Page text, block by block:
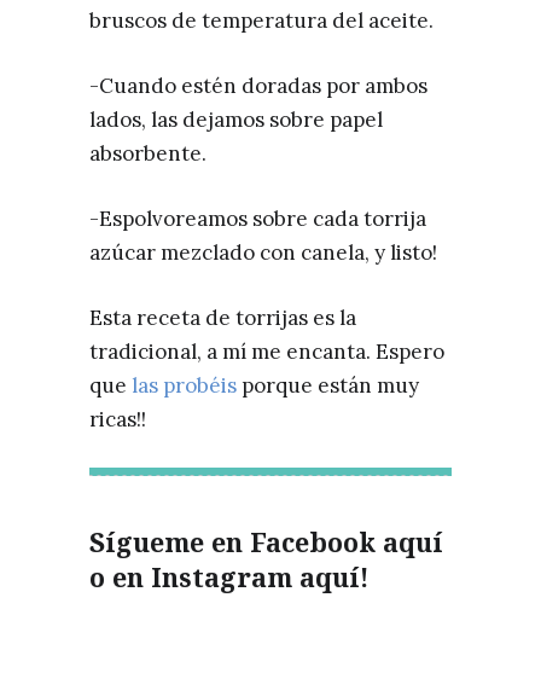
bruscos de temperatura del aceite.
-Cuando estén doradas por ambos
lados, las dejamos sobre papel
absorbente.
-Espolvoreamos sobre cada torrija
azúcar mezclado con canela, y listo!
Esta receta de torrijas es la
tradicional, a mí me encanta. Espero
que las probéis porque están muy
ricas!!
Sígueme en Facebook aquí
o en Instagram aquí!